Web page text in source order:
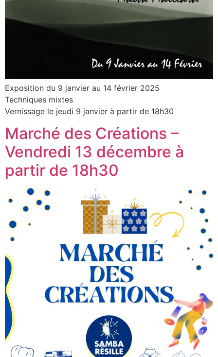
Exposition du 9 janvier au 14 février 2025
Techniques mixtes
Vernissage le jeudi 9 janvier à partir de 18h30
Marché des Créations –
Vendredi 13 décembre à
partir de 18h30